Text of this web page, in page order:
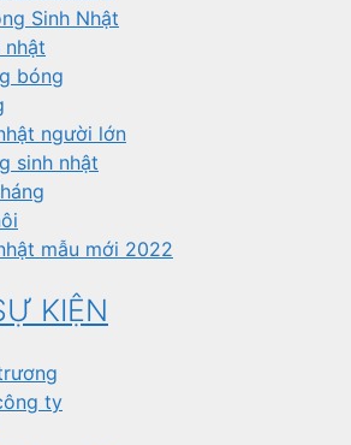
Sinh Nhật
nhật
bóng
người lớn
sinh nhật
mẫu mới 2022
KIỆN
ty